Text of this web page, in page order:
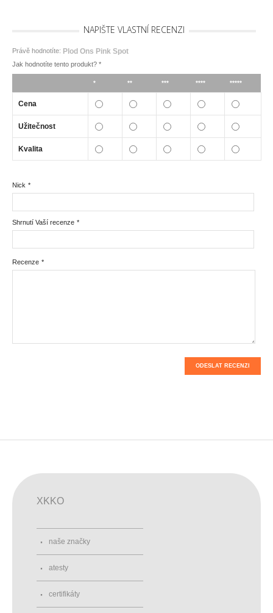
NAPIŠTE VLASTNÍ RECENZI
Právě hodnotíte: Plod Ons Pink Spot
Jak hodnotíte tento produkt? *
* ** *** **** *****
Cena
Užitečnost
Kvalita
*
Nick
*
Shrnutí Vaší recenze
*
Recenze
ODESLAT RECENZI
XKKO
naše značky
atesty
certifikáty